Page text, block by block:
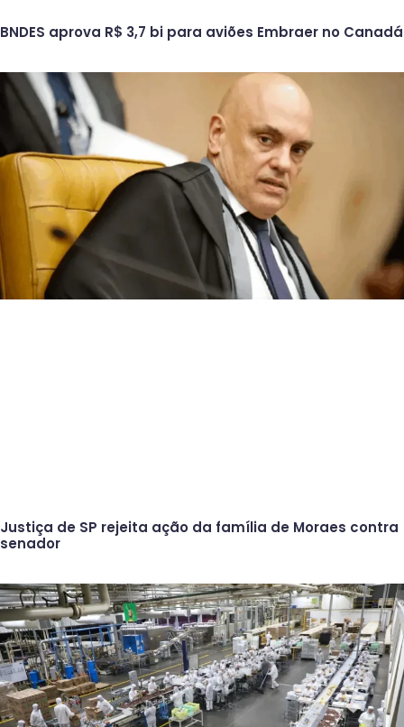
BNDES aprova R$ 3,7 bi para aviões Embraer no Canadá
Justiça de SP rejeita ação da família de Moraes contra
senador